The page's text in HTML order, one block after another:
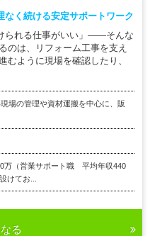
く続ける安定サポートワーク
られる仕事がいい」——そんな
のは、リフォーム工事を支え
むように現場を確認したり、
場の管理や資材運搬を中⼼に、販
万（営業サポート職 平均年収440
けてお...
る